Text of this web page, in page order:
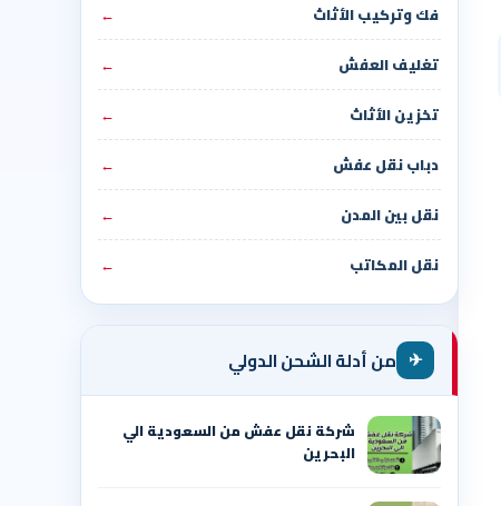
فك وتركيب الأثاث
←
تغليف العفش
←
تخزين الأثاث
←
دباب نقل عفش
←
نقل بين المدن
←
نقل المكاتب
←
✈ من أدلة الشحن الدولي
شركة نقل عفش من السعودية الي
البحرين